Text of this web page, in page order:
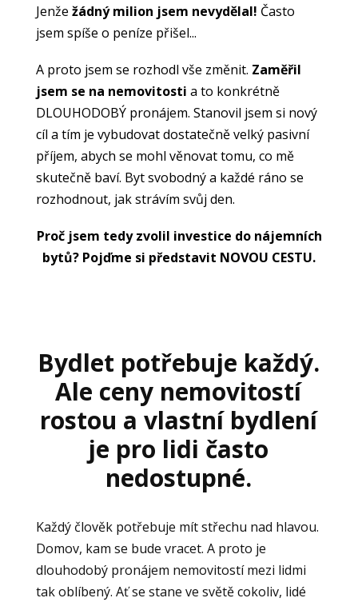
Jenže žádný milion jsem nevydělal! Často
jsem spíše o peníze přišel...
A proto jsem se rozhodl vše změnit. Zaměřil
jsem se na nemovitosti a to konkrétně
DLOUHODOBÝ pronájem. Stanovil jsem si nový
cíl a tím je vybudovat dostatečně velký pasivní
příjem, abych se mohl věnovat tomu, co mě
skutečně baví. Byt svobodný a každé ráno se
rozhodnout, jak strávím svůj den.
Proč jsem tedy zvolil investice do nájemních
bytů? Pojďme si představit NOVOU CESTU.
Bydlet potřebuje každý.
Ale ceny nemovitostí
rostou a vlastní bydlení
je pro lidi často
nedostupné.
Každý člověk potřebuje mít střechu nad hlavou.
Domov, kam se bude vracet. A proto je
dlouhodobý pronájem nemovitostí mezi lidmi
tak oblíbený. Ať se stane ve světě cokoliv, lidé